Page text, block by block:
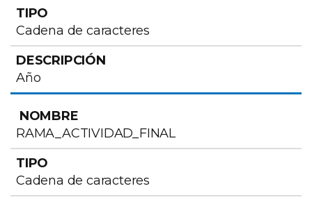
Cadena de caracteres
Año
RAMA_ACTIVIDAD_FINAL
Cadena de caracteres